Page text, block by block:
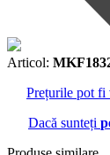
Articol:
Prețurile pot fi
Dacă sunteți